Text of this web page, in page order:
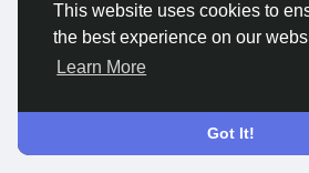
This website uses cookies to
the best experience on our
Learn More
Got It!